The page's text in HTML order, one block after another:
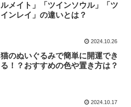
ルメイト」「ツインソウル」「ツ
インレイ」の違いとは？
2024.10.26
猫のぬいぐるみで簡単に開運でき
る！？おすすめの色や置き方は？
2024.10.17